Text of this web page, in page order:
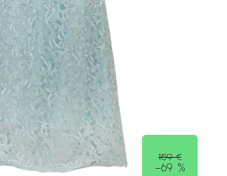
159 €
–69 %